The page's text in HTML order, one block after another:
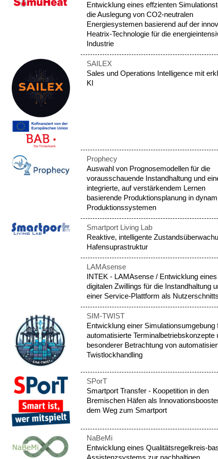
Entwicklung eines effzienten
die Auslegung von CO2-neutralen
Energiesystemen basierend auf der
Heatrix-Technologie für die
Industrie
SAILEX
Sales und Operations Intelligence mit
KI
Prophecy
Auswahl von Prognosemodellen für die
vorausschauende Instandhaltung und
integrierte, auf verstärkendem Lernen
basierende Produktionsplanung in
Produktionssystemen
Smartport Living Lab
Reaktive, intelligente
Hafensuprastruktur
LAMAsense
INTEK - LAMAsense / Entwicklung eines
digitalen Zwillings für die Instandhaltung
einer Service-Plattform als
SIM-TWIST
Entwicklung einer Simulationsumgebung
automatisierte Terminalbetriebskonzepte
besonderer Betrachtung von
Twistlockhandling
SPorT
Smartport Transfer - Koopetition in den
Bremischen Häfen als
dem Weg zum Smartport
NaBeMi
Entwicklung eines Qualitätsregelkreis-